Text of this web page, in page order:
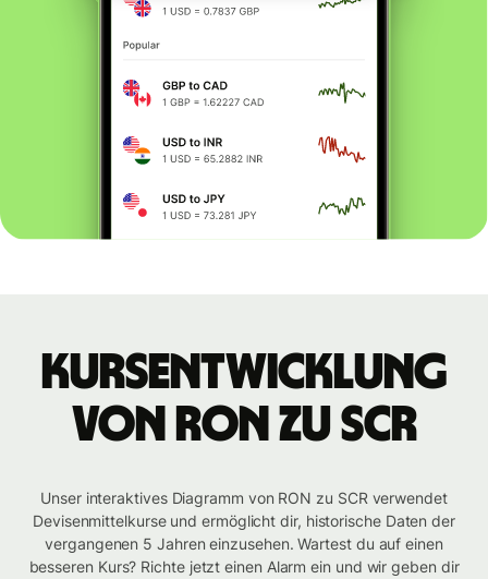
Kursentwicklung
von RON zu SCR
Unser interaktives Diagramm von RON zu SCR verwendet
Devisenmittelkurse und ermöglicht dir, historische Daten der
vergangenen 5 Jahren einzusehen. Wartest du auf einen
besseren Kurs? Richte jetzt einen Alarm ein und wir geben dir